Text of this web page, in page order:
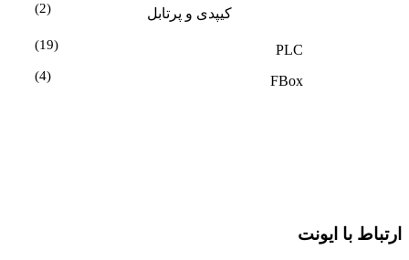
کیپدی و پرتابل (2)
PLC
(19)
FBox
(4)
ارتباط با ایونت